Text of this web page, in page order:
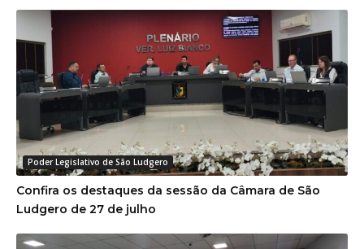
Poder Legislativo de São Ludgero
Confira os destaques da sessão da Câmara de São
Ludgero de 27 de julho